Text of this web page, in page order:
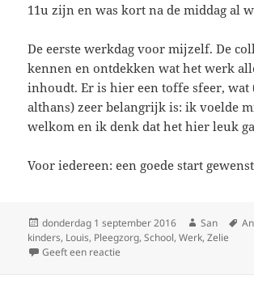
11u zijn en was kort na de middag al
De eerste werkdag voor mijzelf. De
kennen en ontdekken wat het werk
inhoudt. Er is hier een toffe sfeer, wat
althans) zeer belangrijk is: ik voelde
welkom en ik denk dat het hier leuk
Voor iedereen: een goede start
Geplaatst
op
donderdag 1 september 2016 Auteur
San
kinders, Louis, Pleegzorg,School,Werk,Zelie
Geeft een reactie